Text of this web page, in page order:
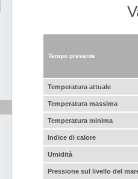
Tempo presente
Temperatura attuale
Temperatura massima
Temperatura minima
Indice di calore
Umidità
Pressione sul livello del